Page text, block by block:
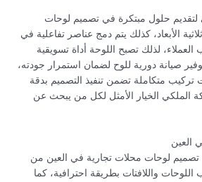
حلول مبتكرة في تصميم لوحات
الأبعاد، كذلك يتم دمج عناصر تفاعلية في
لذلك تصبح اللوحة أداة تسويقية
صيانة دورية للوح لضمان استمرار جودته،
تركيب متكاملة تضمن تنفيذ التصميم بدقة
الملكي الخيار الأمثل لكل من يبحث عن
العين
لوحات محلات تجارية في العين من
واللافتات بطريقة احترافية، كما